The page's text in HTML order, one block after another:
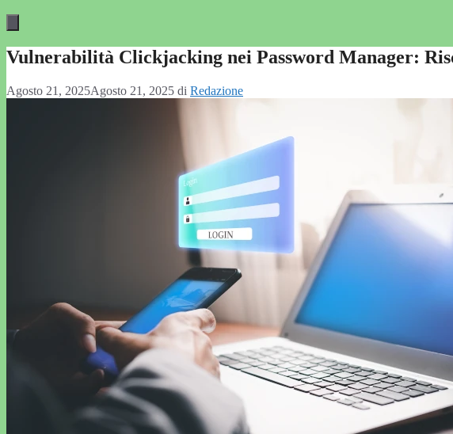
Vulnerabilità Clickjacking nei Password Manager:
Agosto 21, 2025Agosto 21, 2025 di Redazione